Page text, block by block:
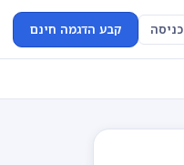
כניסה קבע הדגמה חינם